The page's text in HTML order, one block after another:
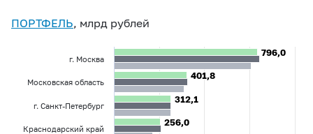
ПОРТФЕЛЬ, млрд рублей
796,0
796,0
401,8
401,8
312,1
312,1
256,0
256,0
г. Москва
Московская область
г. Санкт-Петербург
Краснодарский край